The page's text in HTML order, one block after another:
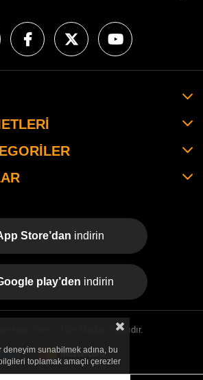
Store’dan indirin
play’den indirin
- Tüm Hakları Saklıdır.
sunabilmek adına, bu
toplamak amaçlı çerezler